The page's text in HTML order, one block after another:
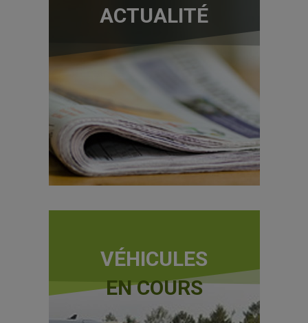
ACTUALITÉ
VÉHICULES
EN COURS